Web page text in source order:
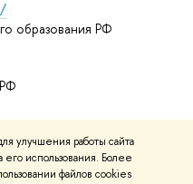
улучшения работы сайта
использования. Более
файлов cookies
образования РФ